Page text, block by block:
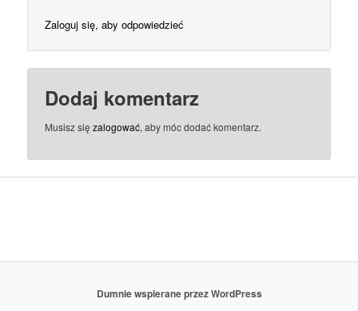
Zaloguj się, aby odpowiedzieć
Dodaj komentarz
Musisz sięzalogować, aby móc dodać komentarz.
Dumnie wspierane przez WordPress